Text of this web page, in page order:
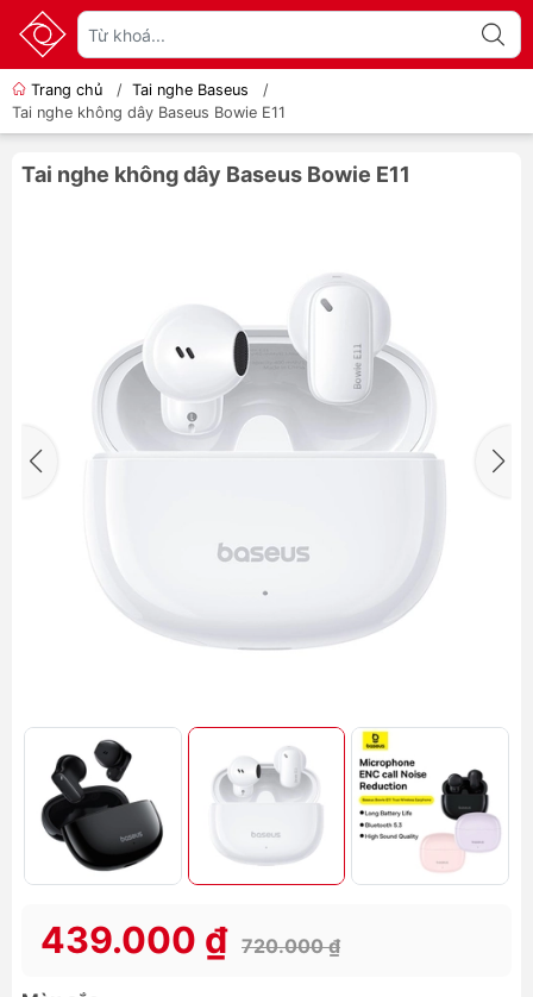
Trang chủ / Tai nghe Baseus
/
Tai nghe không dây Baseus Bowie E11
Tai nghe không dây Baseus Bowie E11
439.000 ₫ 720.000 ₫